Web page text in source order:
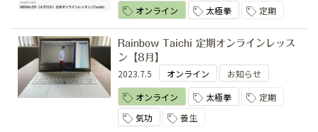
オンライン
太極拳 定期
Rainbow Taichi 定期オンラインレッス
ン【8月】
2023.7.5 オンライン
お知らせ
オンライン
太極拳
定期
気功
養生